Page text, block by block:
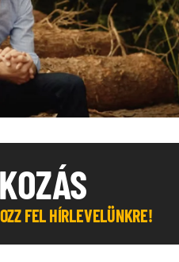
FEL HÍRLEVELÜNKRE!